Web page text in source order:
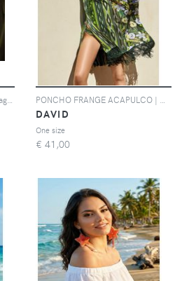
DAVID
One size
€ 41,00